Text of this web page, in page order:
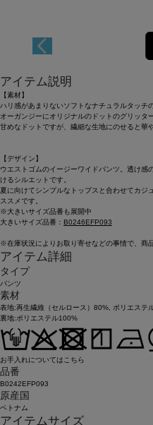
アイテム説明
【素材】
ハリ感があまりないソフトなナチュラルタッチ
オーガンジーにオリジナルのドットのグリッタ
甘めなドットですが、繊細な生地にのせると華
【デザイン】
ウエストゴムのイージーワイドパンツ。透け感
けるシルエットです。
夏に向けてシンプルなトップスと合わせてカジ
ススメです。
※大きいサイズ品番も展開中
大きいサイズ品番： B0246EFP093
※在庫状況によりお取り寄せなどの事情で、商
アイテム詳細
タイプ
パンツ
素材
表地:再生繊維（セルロース）80%, ポリエステ
裏地:ポリエステル100%
お手入れについてはこちら
品番
B0242EFP093
原産国
ベトナム
アイテムサイズ